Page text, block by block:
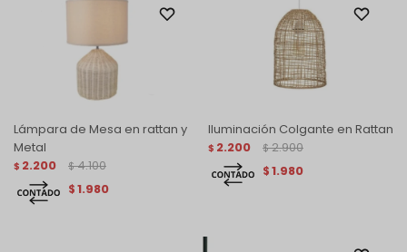
Lámpara de Mesa en rattan y
Metal
$ 2.200 $ 4.100
$1.980
Iluminación Colgante en Rattan
$ 2.200 $ 2.900
$1.980